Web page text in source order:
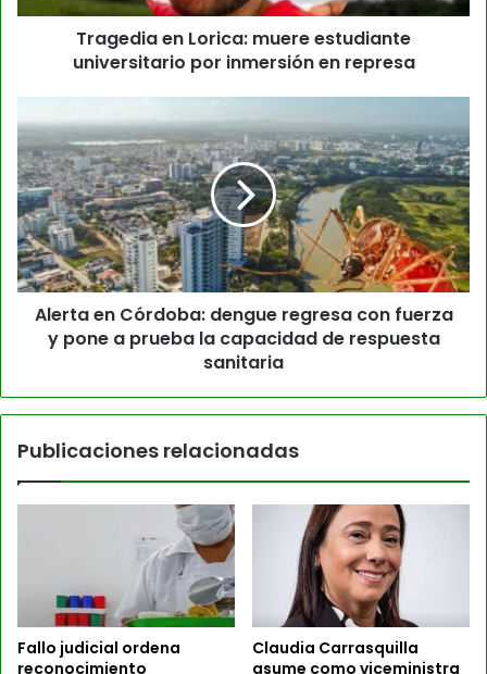
Tragedia en Lorica: muere estudiante
universitario por inmersión en represa
Alerta en Córdoba: dengue regresa con fuerza
y pone a prueba la capacidad de respuesta
sanitaria
Publicaciones relacionadas
Fallo judicial ordena
reconocimiento
Claudia Carrasquilla
asume como viceministra